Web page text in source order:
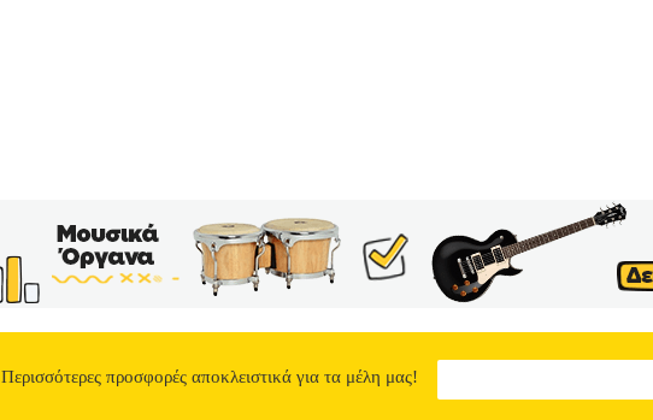
Περισσότερες προσφορές αποκλειστικά για τα μέλη μας!